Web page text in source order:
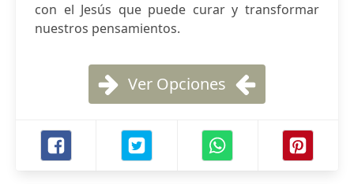
con el Jesús que puede curar y transformar
nuestros pensamientos.
Ver Opciones